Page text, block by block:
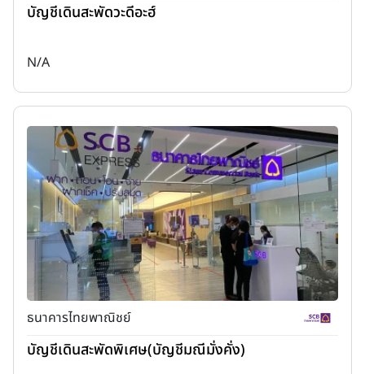
บัญชีเดินสะพัดวะดีอะฮ์
N/A
ธนาคารไทยพาณิชย์
บัญชีเดินสะพัดพิเศษ(บัญชีมณีมั่งคั่ง)